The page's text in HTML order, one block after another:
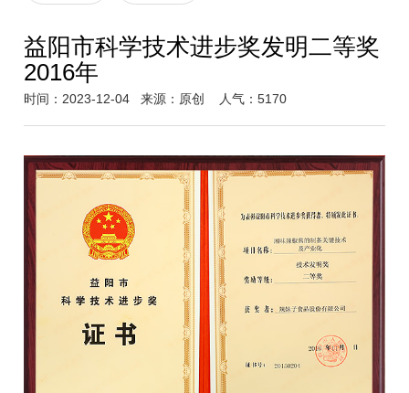
益阳市科学技术进步奖发明二等奖
2016年
时间：2023-12-04 来源：原创 人气：5170